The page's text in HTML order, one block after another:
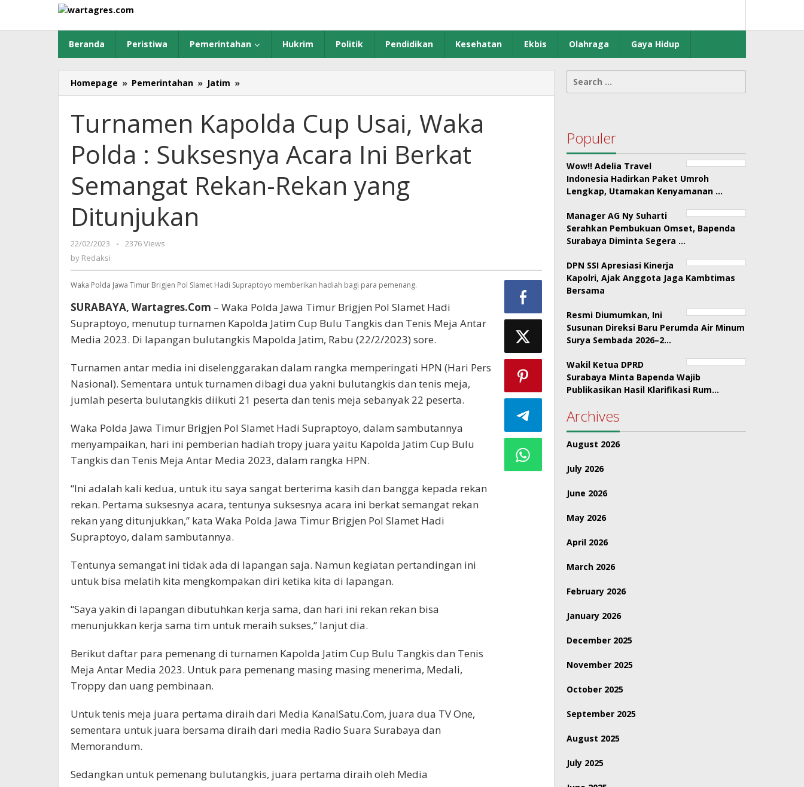
content
Beranda
Peristiwa Pemerintahan Hukrim Politik Pendidikan Kesehatan Ekbis Olahraga Gaya Hidup
Homepage » Pemerintahan » Jatim »
Kapolda
Usai,
Waka
:
Suksesnya
Acara
Ini
Ditunjukan
Turnamen Kapolda Cup Usai, Waka
Polda : Suksesnya Acara Ini Berkat
Semangat Rekan-Rekan yang
Ditunjukan
22/02/2023
by
-
2376 Views
by Redaksi
Waka Polda Jawa Timur Brigjen Pol Slamet Hadi Supraptoyo memberikan hadiah bagi para pemenang.
SURABAYA, Wartagres.Com – Waka Polda Jawa Timur Brigjen Pol Slamet Hadi
Supraptoyo, menutup turnamen Kapolda Jatim Cup Bulu Tangkis dan Tenis Meja Antar
Media 2023. Di lapangan bulutangkis Mapolda Jatim, Rabu (22/2/2023) sore.
Turnamen antar media ini diselenggarakan dalam rangka memperingati HPN (Hari Pers
Nasional). Sementara untuk turnamen dibagi dua yakni bulutangkis dan tenis meja,
jumlah peserta bulutangkis diikuti 21 peserta dan tenis meja sebanyak 22 peserta.
Waka Polda Jawa Timur Brigjen Pol Slamet Hadi Supraptoyo, dalam sambutannya
menyampaikan, hari ini pemberian hadiah tropy juara yaitu Kapolda Jatim Cup Bulu
Tangkis dan Tenis Meja Antar Media 2023, dalam rangka HPN.
“Ini adalah kali kedua, untuk itu saya sangat berterima kasih dan bangga kepada rekan
rekan. Pertama suksesnya acara, tentunya suksesnya acara ini berkat semangat rekan
rekan yang ditunjukkan,” kata Waka Polda Jawa Timur Brigjen Pol Slamet Hadi
Supraptoyo, dalam sambutannya.
Tentunya semangat ini tidak ada di lapangan saja. Namun kegiatan pertandingan ini
untuk bisa melatih kita mengkompakan diri ketika kita di lapangan.
“Saya yakin di lapangan dibutuhkan kerja sama, dan hari ini rekan rekan bisa
menunjukkan kerja sama tim untuk meraih sukses,” lanjut dia.
Berikut daftar para pemenang di turnamen Kapolda Jatim Cup Bulu Tangkis dan Tenis
Meja Antar Media 2023. Untuk para pemenang masing masing menerima, Medali,
Troppy dan uang pembinaan.
Untuk tenis meja juara pertama diraih dari Media KanalSatu.Com, juara dua TV One,
sementara untuk juara bersama diraih dari media Radio Suara Surabaya dan
Memorandum.
Sedangkan untuk pemenang bulutangkis, juara pertama diraih oleh Media
Search
for:
Populer
Wow!! Adelia Travel
Indonesia Hadirkan Paket Umroh
Lengkap, Utamakan Kenyamanan …
Manager AG Ny Suharti
Serahkan Pembukuan Omset, Bapenda
Surabaya Diminta Segera …
DPN SSI Apresiasi Kinerja
Kapolri, Ajak Anggota Jaga Kambtimas
Bersama
Resmi Diumumkan, Ini
Susunan Direksi Baru Perumda Air Minum
Surya Sembada 2026–2…
Wakil Ketua DPRD
Surabaya Minta Bapenda Wajib
Publikasikan Hasil Klarifikasi Rum…
Archives
August 2026
July 2026
June 2026
May 2026
April 2026
March 2026
February 2026
January 2026
December 2025
November 2025
October 2025
September 2025
August 2025
July 2025